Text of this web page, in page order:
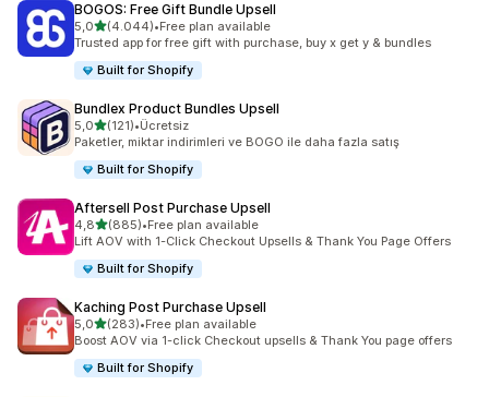
BOGOS: Free Gift Bundle Upsell
5,05 yıldız üzerinden
(4.044)
toplam 4044 değerlendirme
•Free plan available
Trusted app for free gift with purchase, buy x get y & bundles
Built for Shopify
Bundlex Product Bundles Upsell
5,05 yıldız üzerinden
(121)
toplam 121 değerlendirme
•Ücretsiz
Paketler, miktar indirimleri ve BOGO ile daha fazla satış
Built for Shopify
Aftersell Post Purchase Upsell
4,85 yıldız üzerinden
(885)
toplam 885 değerlendirme
•Free plan available
Lift AOV with 1-Click Checkout Upsells & Thank You Page Offers
Built for Shopify
Kaching Post Purchase Upsell
5,05 yıldız üzerinden
(283)
toplam 283 değerlendirme
•Free plan available
Boost AOV via 1-click Checkout upsells & Thank You page offers
Built for Shopify